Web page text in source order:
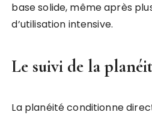
base solide, même après
d’utilisation intensive.
Le suivi de la
La planéité conditionne